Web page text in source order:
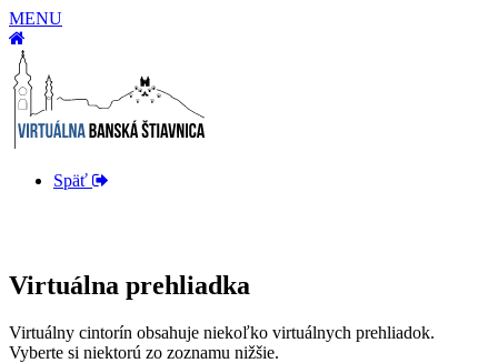
MENU
Späť
Virtuálna prehliadka
Virtuálny cintorín obsahuje niekoľko virtuálnych prehliadok.
Vyberte si niektorú zo zoznamu nižšie.